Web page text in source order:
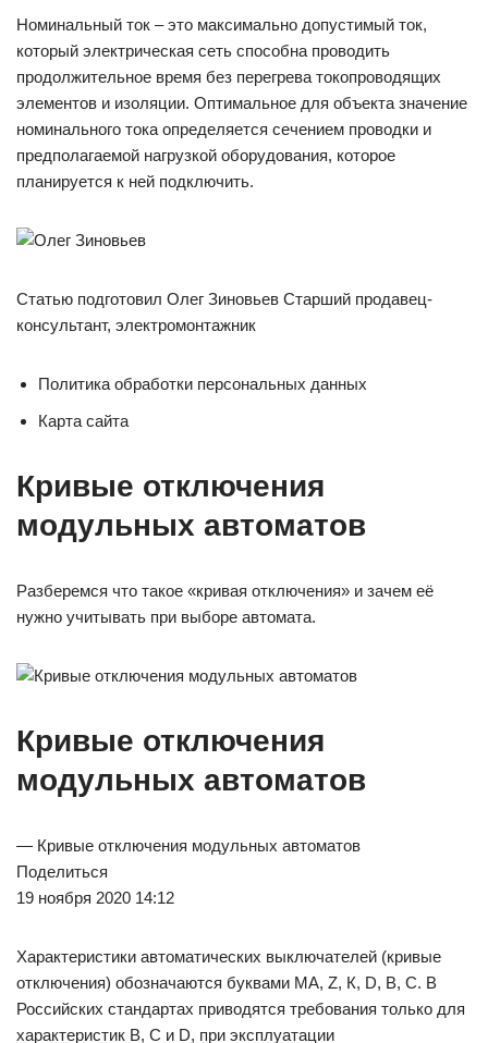
Номинальный ток – это максимально допустимый ток,
который электрическая сеть способна проводить
продолжительное время без перегрева токопроводящих
элементов и изоляции. Оптимальное для объекта значение
номинального тока определяется сечением проводки и
предполагаемой нагрузкой оборудования, которое
планируется к ней подключить.
Статью подготовил Олег Зиновьев Старший продавец-
консультант, электромонтажник
Политика обработки персональных данных
Карта сайта
Кривые отключения
модульных автоматов
Разберемся что такое «кривая отключения» и зачем её
нужно учитывать при выборе автомата.
Кривые отключения
модульных автоматов
— Кривые отключения модульных автоматов
Поделиться
19 ноября 2020 14:12
Характеристики автоматических выключателей (кривые
отключения) обозначаются буквами MA, Z, К, D, B, C. В
Российских стандартах приводятся требования только для
характеристик B, C и D, при эксплуатации